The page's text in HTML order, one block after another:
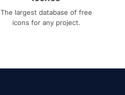
The largest database of free
icons for any project.